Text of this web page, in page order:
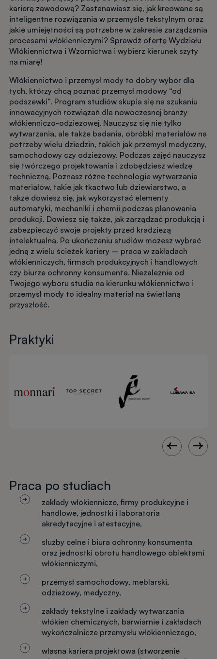
karierą zawodową? Zastanawiasz się, jak kreowane są
inteligentne rozwiązania w przemyśle tekstylnym oraz
jakie umiejętności są potrzebne w zakresie zarządzania
procesami włókienniczymi? Sprawdź ofertę Wydziału
Włókiennictwa i Wzornictwa i wybierz kierunek szyty
na miarę!
Włókiennictwo i przemysł mody to dobry wybór dla
tych, którzy chcą poznać przemysł modowy “od
podszewki”. Program studiów skupia się na szukaniu
innowacyjnych rozwiązań dla nowoczesnej branży
włókienniczo-odzieżowej. Nauczysz się nie tylko
wytwarzania, ale także badania, obróbki materiałów na
potrzeby wielu dziedzin, takich jak przemysł medyczny,
samochodowy czy odzieżowy. Podczas zajęć nauczysz
się twórczego projektowania i zdobędziesz wiedzę
techniczną. Poznasz różne technologie wytwarzania
materiałów, takie jak tkactwo lub dziewiarstwo, a
także dowiesz się, jak wykorzystać elementy
automatyki, mechaniki i chemii podczas planowania
produkcji. Dowiesz się także, jak zarządzać produkcją i
zabezpieczyć swoje projekty przed kradzieżą
intelektualną. Po ukończeniu studiów możesz wybrać
jedną z wielu ścieżek kariery – praca w zakładach
włókienniczych, firmach produkcyjnych i handlowych
czy biurze ochronny konsumenta. Niezależnie od
Twojego wyboru studia na kierunku włókiennictwo i
przemysł mody to idealny materiał na świetlaną
przyszłość.
Praktyki
Praca po studiach
zakłady włókiennicze, firmy produkcyjne i
handlowe, jednostki i laboratoria
akredytacyjne i atestacyjne,
służby celne i biura ochronny konsumenta
oraz jednostki obrotu handlowego obiektami
włókienniczymi,
przemysł samochodowy, meblarski,
odzieżowy, medyczny,
zakłady tekstylne i zakłady wytwarzania
włókien chemicznych, barwiarnie i zakładach
wykończalnicze przemysłu włókienniczego,
własna kariera projektowa (stworzenie